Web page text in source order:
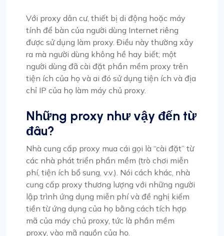
Với proxy dân cư, thiết bị di động hoặc máy
tính để bàn của người dùng Internet riêng
được sử dụng làm proxy. Điều này thường xảy
ra mà người dùng không hề hay biết; một
người dùng đã cài đặt phần mềm proxy trên
tiện ích của họ và ai đó sử dụng tiện ích và địa
chỉ IP của họ làm máy chủ proxy.
Những proxy như vậy đến từ
đâu?
Nhà cung cấp proxy mua cái gọi là “cài đặt” từ
các nhà phát triển phần mềm (trò chơi miễn
phí, tiện ích bổ sung, v.v.). Nói cách khác, nhà
cung cấp proxy thương lượng với những người
lập trình ứng dụng miễn phí và đề nghị kiếm
tiền từ ứng dụng của họ bằng cách tích hợp
mã của máy chủ proxy, tức là phần mềm
proxy, vào mã nguồn của họ.